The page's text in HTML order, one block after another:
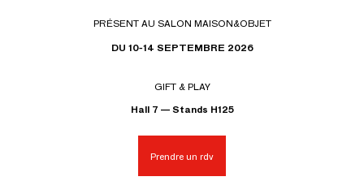
PRÉSENT AU SALON MAISON&OBJET
DU 10-14 SEPTEMBRE 2026
GIFT & PLAY
Hall 7 — Stands H125
Prendre un rdv